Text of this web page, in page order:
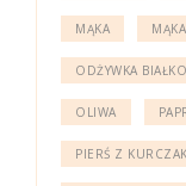
MĄKA
ODŻYWKA
OLIWA
PIERŚ Z